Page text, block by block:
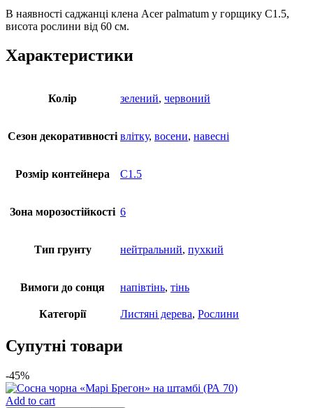
В наявності саджанці клена Acer palmatum у горщику С1.5,
висота рослини від 60 см.
Характеристики
Колір зелений, червоний
Cезон декоративності влітку, восени, навесні
Розмір контейнера С1.5
Зона морозостійкості 6
Тип грунту нейтральний, пухкий
Вимоги до сонця напівтінь, тінь
Категорії Листяні дерева, Рослини
Супутні товари
-45%
Add to cart